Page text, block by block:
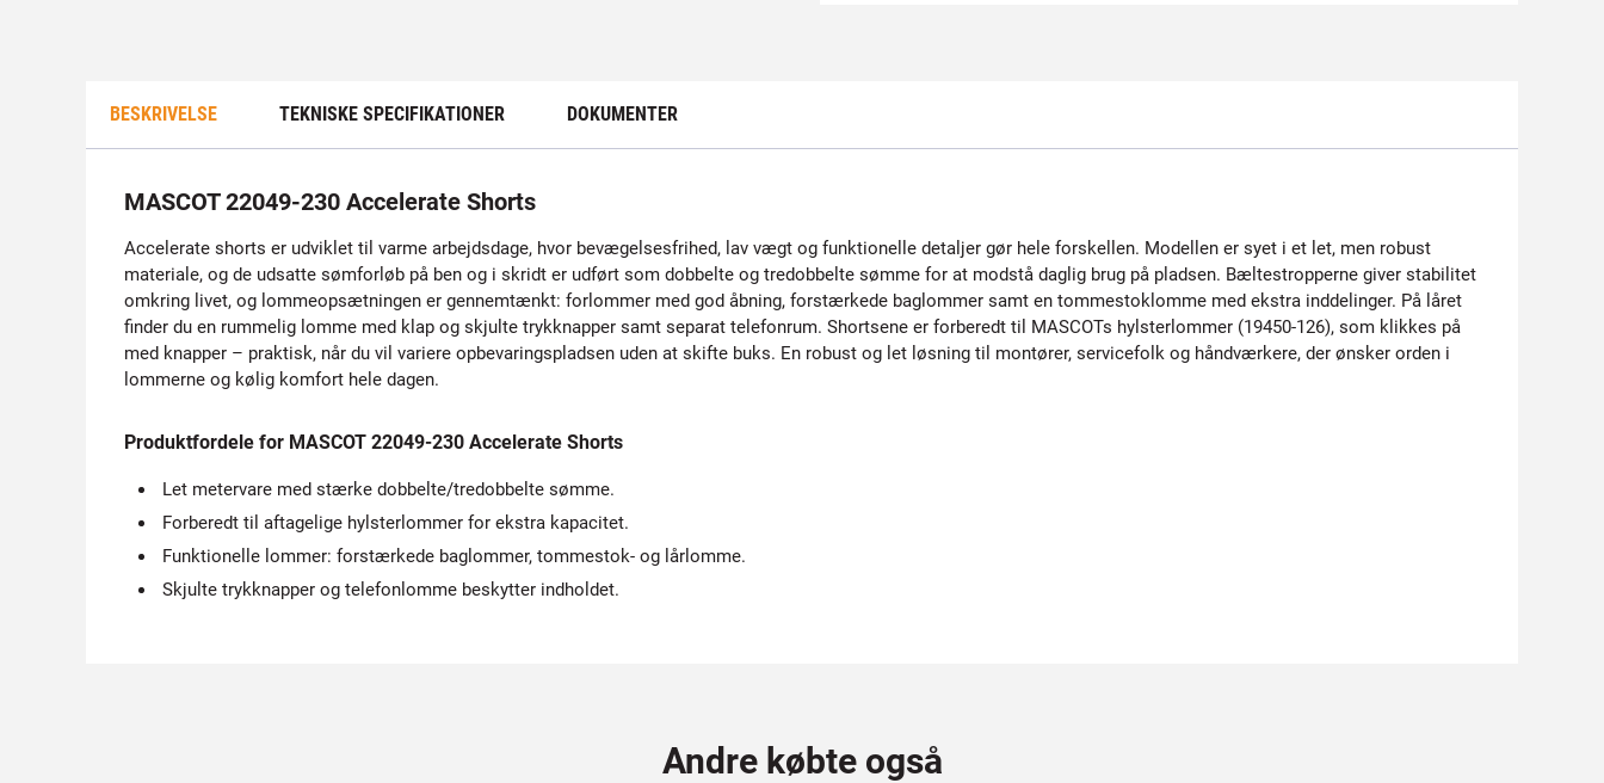
BESKRIVELSE TEKNISKE SPECIFIKATIONER DOKUMENTER
MASCOT 22049-230 Accelerate Shorts
Accelerate shorts er udviklet til varme arbejdsdage, hvor bevægelsesfrihed, lav vægt og funktionelle detaljer gør hele forskellen. Modellen er syet i et let, men robust
materiale, og de udsatte sømforløb på ben og i skridt er udført som dobbelte og tredobbelte sømme for at modstå daglig brug på pladsen. Bæltestropperne giver stabilitet
omkring livet, og lommeopsætningen er gennemtænkt: forlommer med god åbning, forstærkede baglommer samt en tommestoklomme med ekstra inddelinger. På låret
finder du en rummelig lomme med klap og skjulte trykknapper samt separat telefonrum. Shortsene er forberedt til MASCOTs hylsterlommer (19450-126), som klikkes på
med knapper – praktisk, når du vil variere opbevaringspladsen uden at skifte buks. En robust og let løsning til montører, servicefolk og håndværkere, der ønsker orden i
lommerne og kølig komfort hele dagen.
Produktfordele for MASCOT 22049-230 Accelerate Shorts
Let metervare med stærke dobbelte/tredobbelte sømme.
Forberedt til aftagelige hylsterlommer for ekstra kapacitet.
Funktionelle lommer: forstærkede baglommer, tommestok- og lårlomme.
Skjulte trykknapper og telefonlomme beskytter indholdet.
Andre købte også